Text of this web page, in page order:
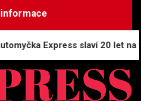
informace
slaví 20 let na trhu novou